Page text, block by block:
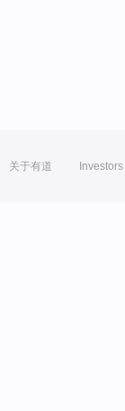
关于有道 Investors